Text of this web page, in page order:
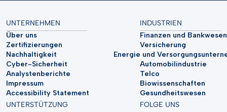
UNTERNEHMEN
Über uns
Zertifizierungen
Nachhaltigkeit
Cyber-Sicherheit
Analystenberichte
Impressum
Accessibility Statement
INDUSTRIEN
Finanzen und Bankwesen
Versicherung
Energie und
Automobilindustrie
Telco
Biowissenschaften
Gesundheitswesen
UNTERSTÜTZUNG
FOLGE UNS